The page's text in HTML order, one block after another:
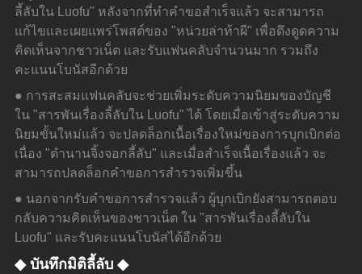
ลี้ลับใน Luofu" หลังจากที่ทำคำขอสำเร็จแล้ว จะสามารถ
แก้ไขและเผยแพร่โพสต์ของ "หน่วยล่าท้าผี" เพื่อดึงดูดความ
คิดเห็นจากชาวเน็ต และรับแฟนคลับจำนวนมาก รวมถึง
คะแนนโบนัสอีกด้วย
● การสะสมแฟนคลับจะช่วยเพิ่มระดับความนิยมของบัญชี
ใน "สารพันเรื่องลี้ลับใน Luofu" ได้ โดยเมื่อเข้าสู่ระดับความ
นิยมขั้นใหม่แล้ว จะปลดล็อกเนื้อเรื่องใหม่ของการบุกเบิกต่อ
เนื่อง "ตำนานจิ้งจอกลี้ลับ" และเมื่อสำเร็จเนื้อเรื่องแล้ว จะ
สามารถปลดล็อกคำขอการสำรวจเพิ่มขึ้น
● นอกจากรับคำขอการสำรวจแล้ว ผู้บุกเบิกยังสามารถตอบ
กลับความคิดเห็นของชาวเน็ต ใน "สารพันเรื่องลี้ลับใน
Luofu" และรับคะแนนโบนัสได้อีกด้วย
◆ บันทึกมิติลี้ลับ ◆